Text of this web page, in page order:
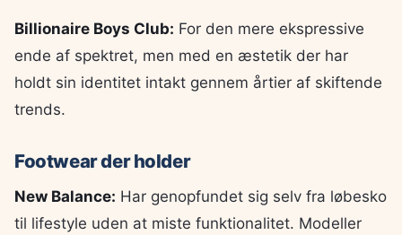
Billionaire Boys Club: For den mere ekspressive
ende af spektret, men med en æstetik der har
holdt sin identitet intakt gennem årtier af skiftende
trends.
Footwear der holder
New Balance: Har genopfundet sig selv fra løbesko
til lifestyle uden at miste funktionalitet. Modeller